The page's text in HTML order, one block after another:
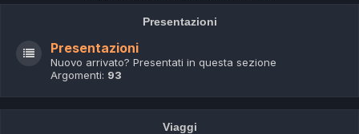
Presentazioni
Presentazioni
Nuovo arrivato? Presentati in questa sezione
Argomenti: 93
Viaggi